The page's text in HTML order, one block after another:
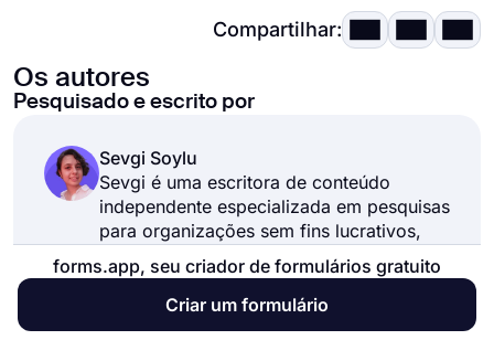
Compartilhar:
Os autores
Pesquisado e escrito por
Sevgi Soylu
Sevgi é uma escritora de conteúdo
independente especializada em pesquisas
para organizações sem fins lucrativos,
design de perguntas e marketing por e-
mail. Ela cria conteúdo direcionado para
ajudar as organizações a envolver suas
audiências de forma eficaz.
forms.app, seu criador de formulários gratuito
Criar um formulário